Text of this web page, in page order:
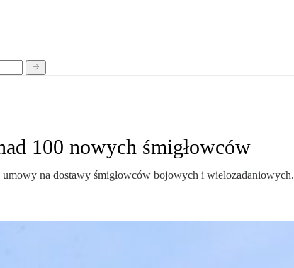
100 nowych śmigłowców
na dostawy śmigłowców bojowych i wielozadaniowych.